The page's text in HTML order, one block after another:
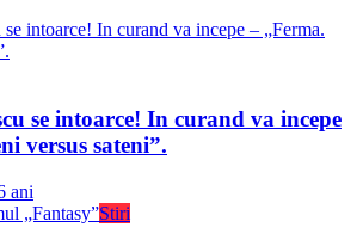
se intoarce! In curand va incepe
versus sateni”.
ani
Stiri